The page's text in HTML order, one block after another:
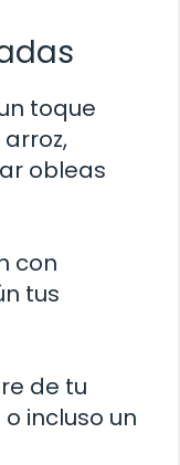
toque
obleas
con
tus
de tu
incluso un